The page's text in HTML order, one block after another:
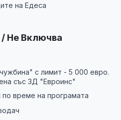
на Едеса
Не Включва
с лимит - 5 000 евро.
със ЗД "Евроинс"
време на програмата